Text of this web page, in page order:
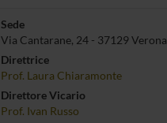
Sede
Via Cantarane, 24 - 37129 Verona
Direttrice
Prof. Laura Chiaramonte
Direttore Vicario
Prof. Ivan Russo